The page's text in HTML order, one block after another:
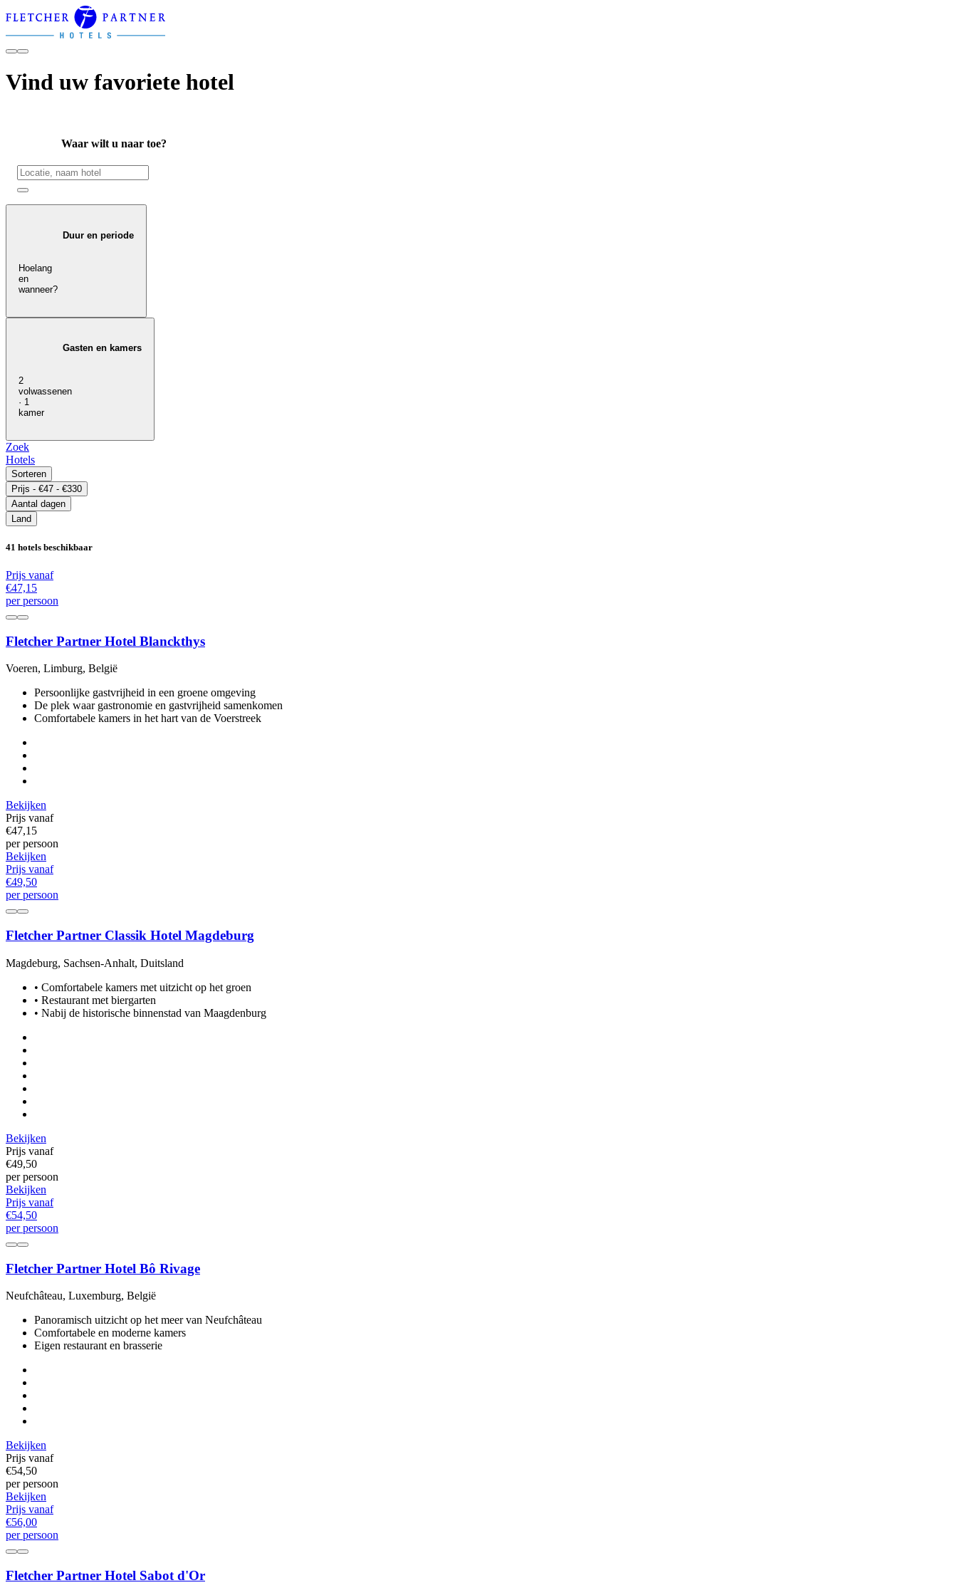
Vind uw favoriete hotel
Waar wilt u naar toe?
Duur en periode
Hoelang
en
wanneer?
Gasten en kamers
2
volwassenen
· 1
kamer
Zoek
Hotels
Sorteren
Prijs - €47 - €330
Aantal dagen
Land
41 hotels beschikbaar
Prijs vanaf
€47,15
per persoon
Fletcher Partner Hotel Blanckthys
Voeren, Limburg, België
Persoonlijke gastvrijheid in een groene omgeving
De plek waar gastronomie en gastvrijheid samenkomen
Comfortabele kamers in het hart van de Voerstreek
Bekijken
Prijs vanaf
€47,15
per persoon
Bekijken
Prijs vanaf
€49,50
per persoon
Fletcher Partner Classik Hotel Magdeburg
Magdeburg, Sachsen-Anhalt, Duitsland
• Comfortabele kamers met uitzicht op het groen
• Restaurant met biergarten
• Nabij de historische binnenstad van Maagdenburg
Bekijken
Prijs vanaf
€49,50
per persoon
Bekijken
Prijs vanaf
€54,50
per persoon
Fletcher Partner Hotel Bô Rivage
Neufchâteau, Luxemburg, België
Panoramisch uitzicht op het meer van Neufchâteau
Comfortabele en moderne kamers
Eigen restaurant en brasserie
Bekijken
Prijs vanaf
€54,50
per persoon
Bekijken
Prijs vanaf
€56,00
per persoon
Fletcher Partner Hotel Sabot d'Or